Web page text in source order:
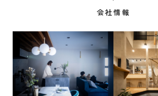
会社情報